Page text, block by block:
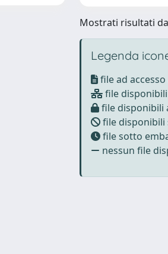
Mostrati risultati
Legenda
file ad
file
file disponibili
file
file sotto
nessun file